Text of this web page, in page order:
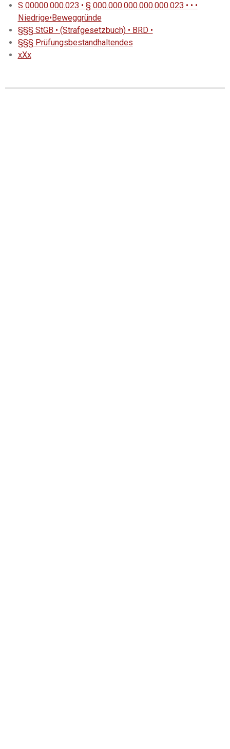
S 00000.000.023 • § 000.000.000.000.000.023 • • •
Niedrige•Beweggründe
§§§ StGB • (Strafgesetzbuch) • BRD •
§§§ Prüfungsbestandhaltendes
xXx